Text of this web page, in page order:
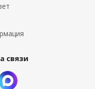
связи